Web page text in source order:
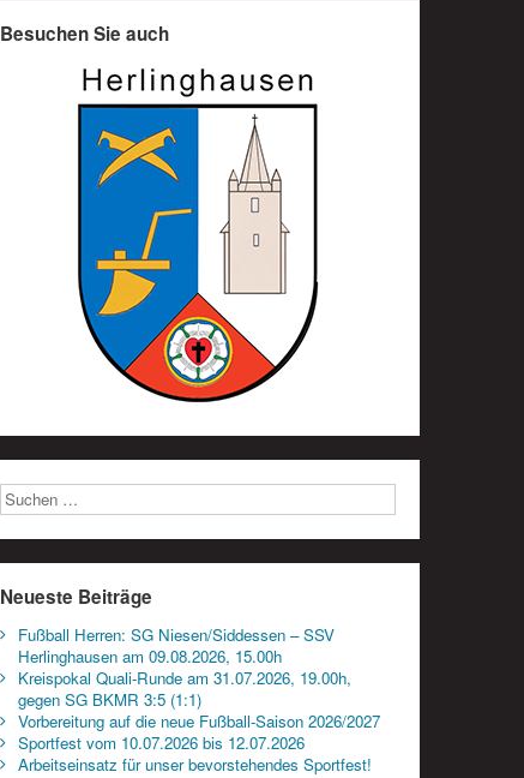
Besuchen Sie auch
Neueste Beiträge
Fußball Herren: SG Niesen/Siddessen – SSV
Herlinghausen am 09.08.2026, 15.00h
Kreispokal Quali-Runde am 31.07.2026, 19.00h,
gegen SG BKMR 3:5 (1:1)
Vorbereitung auf die neue Fußball-Saison 2026/2027
Sportfest vom 10.07.2026 bis 12.07.2026
Arbeitseinsatz für unser bevorstehendes Sportfest!